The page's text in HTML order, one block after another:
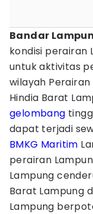
Bandar
kondisi perairan
untuk aktivitas
wilayah
Hindia Barat
gelombang
dapat terjadi
BMKG Maritim
perairan
Lampung
Barat Lampung
Lampung